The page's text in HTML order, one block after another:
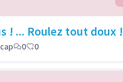
! ... Roulez tout doux !
0 0